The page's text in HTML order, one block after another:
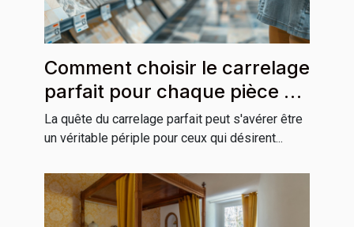
Comment choisir le carrelage
parfait pour chaque pièce de
la maison
La quête du carrelage parfait peut s'avérer être
un véritable périple pour ceux qui désirent...